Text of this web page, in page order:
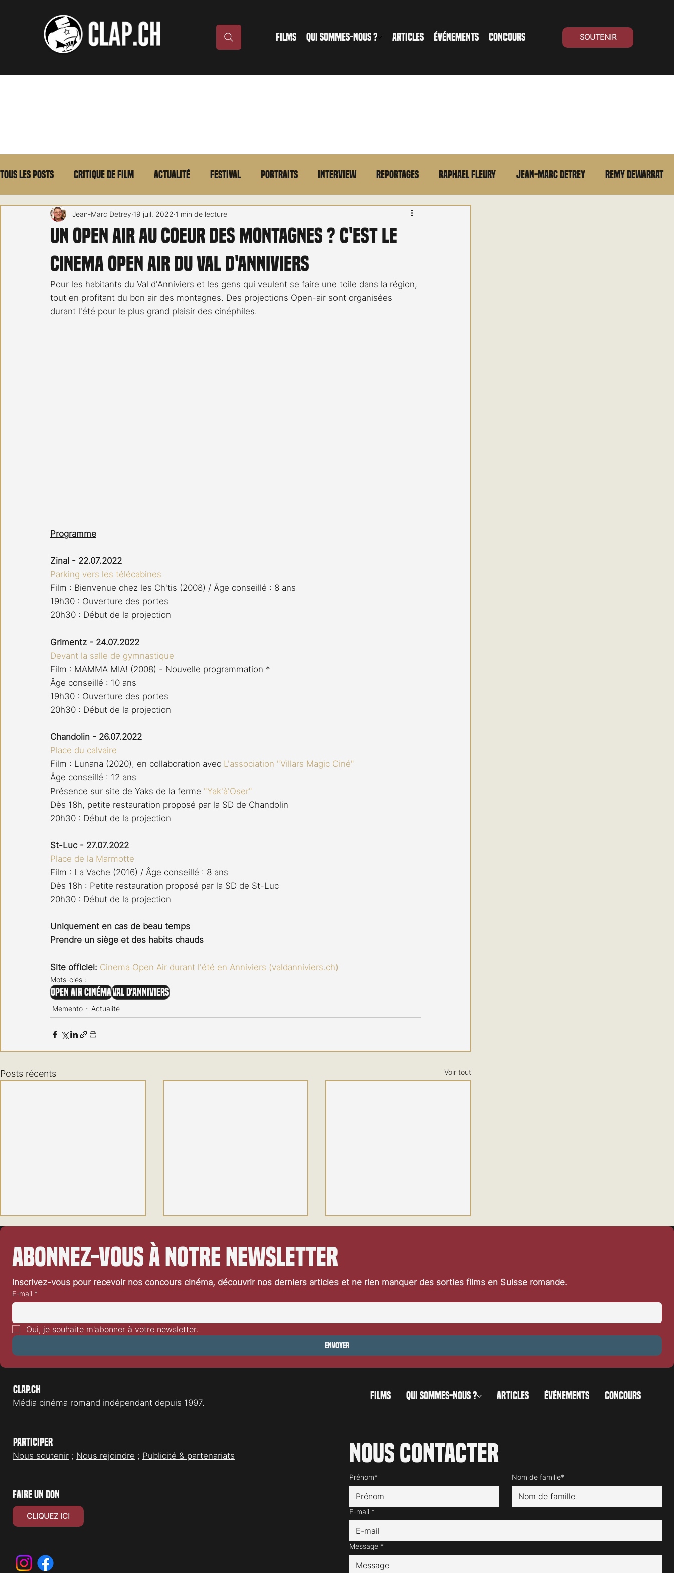
FILMS QUI SOMMES-NOUS ? ARTICLES ÉVÉNEMENTS CONCOURS SOUTENIR
Tous les posts Critique de film Actualité Festival Portraits Interview Reportages Raphael Fleury Jean-Marc Detrey Remy Dewarrat
Max Borg Laurent Scherlen Memento En bref
Carnet noir Open Air Série TV Stéfanie Rossier Streaming
Un Open air au coeur des montagnes ? C'est le
Cinema Open Air du Val d'Anniviers
Jean-Marc Detrey 19 juil. 2022 1 min de lecture
Pour les habitants du Val d'Anniviers et les gens qui veulent se faire une toile dans la région,
tout en profitant du bon air des montagnes. Des projections Open-air sont organisées
durant l'été pour le plus grand plaisir des cinéphiles.
Programme
Zinal - 22.07.2022
Parking vers les télécabines
Film : Bienvenue chez les Ch'tis (2008) / Âge conseillé : 8 ans
19h30 : Ouverture des portes
20h30 : Début de la projection
Grimentz - 24.07.2022
Devant la salle de gymnastique
Film : MAMMA MIA! (2008) - Nouvelle programmation *
Âge conseillé : 10 ans
19h30 : Ouverture des portes
20h30 : Début de la projection
Chandolin - 26.07.2022
Place du calvaire
Film : Lunana (2020), en collaboration avec L'association "Villars Magic Ciné"
Âge conseillé : 12 ans
Présence sur site de Yaks de la ferme "Yak'à'Oser"
Dès 18h, petite restauration proposé par la SD de Chandolin
20h30 : Début de la projection
St-Luc - 27.07.2022
Place de la Marmotte
Film : La Vache (2016) / Âge conseillé : 8 ans
Dès 18h : Petite restauration proposé par la SD de St-Luc
20h30 : Début de la projection
Uniquement en cas de beau temps
Prendre un siège et des habits chauds
Site officiel: Cinema Open Air durant l'été en Anniviers (valdanniviers.ch)
Mots-clés :
Open air cinémaVal d'Anniviers
Memento Actualité
Posts récents Voir tout
With Wolves
Heart
Abonnez-vous à notre newsletter
Inscrivez-vous pour recevoir nos concours cinéma, découvrir nos derniers articles et ne rien manquer des sorties films en Suisse romande.
E-mail *
Oui, je souhaite m'abonner à votre newsletter.
Envoyer
Clap.ch
Média cinéma romand indépendant depuis 1997.
FILMS QUI SOMMES-NOUS ? ARTICLES ÉVÉNEMENTS CONCOURS
Participer
Nous soutenir ; Nous rejoindre ; Publicité & partenariats Nous contacter
Prénom* Nom de famille*
E-mail *
Message *
faire un don
CLIQUEZ ICI